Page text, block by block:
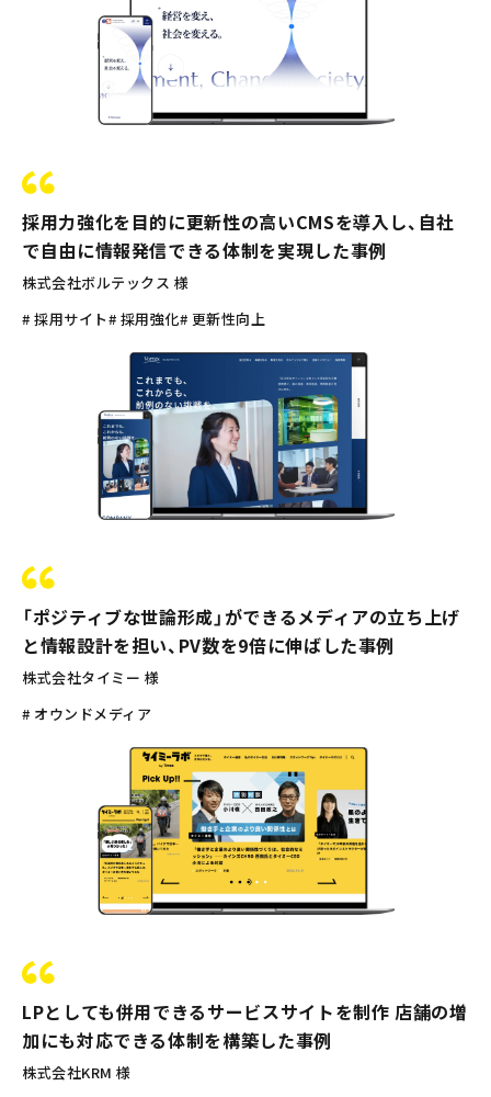
採用力強化を目的に更新性の高いCMSを導入し、自社
で自由に情報発信できる体制を実現した事例
株式会社ボルテックス 様
# 採用サイト# 採用強化# 更新性向上
「ポジティブな世論形成」ができるメディアの立ち上げ
と情報設計を担い、PV数を9倍に伸ばした事例
株式会社タイミー 様
# オウンドメディア
LPとしても併用できるサービスサイトを制作 店舗の増
加にも対応できる体制を構築した事例
株式会社KRM 様